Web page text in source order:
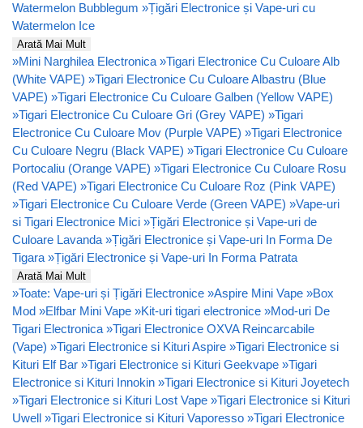
Watermelon Bubblegum »Țigări Electronice și Vape-uri cu
Watermelon Ice
Arată Mai Mult
»Mini Narghilea Electronica »Tigari Electronice Cu Culoare Alb
(White VAPE) »Tigari Electronice Cu Culoare Albastru (Blue
VAPE) »Tigari Electronice Cu Culoare Galben (Yellow VAPE)
»Tigari Electronice Cu Culoare Gri (Grey VAPE) »Tigari
Electronice Cu Culoare Mov (Purple VAPE) »Tigari Electronice
Cu Culoare Negru (Black VAPE) »Tigari Electronice Cu Culoare
Portocaliu (Orange VAPE) »Tigari Electronice Cu Culoare Rosu
(Red VAPE) »Tigari Electronice Cu Culoare Roz (Pink VAPE)
»Tigari Electronice Cu Culoare Verde (Green VAPE) »Vape-uri
si Tigari Electronice Mici »Țigări Electronice și Vape-uri de
Culoare Lavanda »Țigări Electronice și Vape-uri In Forma De
Tigara »Țigări Electronice și Vape-uri In Forma Patrata
Arată Mai Mult
»Toate: Vape-uri și Țigări Electronice »Aspire Mini Vape »Box
Mod »Elfbar Mini Vape »Kit-uri tigari electronice »Mod-uri De
Tigari Electronica »Tigari Electronice OXVA Reincarcabile
(Vape) »Tigari Electronice si Kituri Aspire »Tigari Electronice si
Kituri Elf Bar »Tigari Electronice si Kituri Geekvape »Tigari
Electronice si Kituri Innokin »Tigari Electronice si Kituri Joyetech
»Tigari Electronice si Kituri Lost Vape »Tigari Electronice si Kituri
Uwell »Tigari Electronice si Kituri Vaporesso »Tigari Electronice